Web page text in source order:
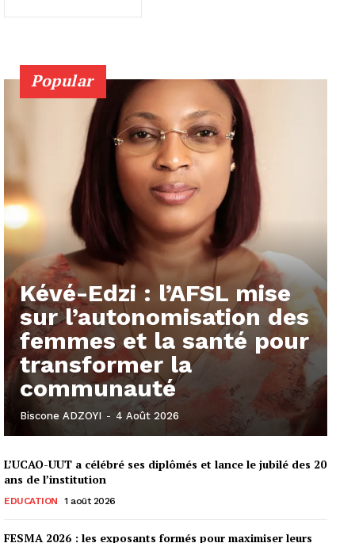
Popular
Kévé-Edzi : l’AFSL mise
sur l’autonomisation des
femmes et la santé pour
transformer la
communauté
Biscone ADZOYI - 4 Août 2026
L’UCAO-UUT a célébré ses diplômés et lance le jubilé des 20
ans de l’institution
EDUCATION 1 août 2026
FESMA 2026 : les exposants formés pour maximiser leurs